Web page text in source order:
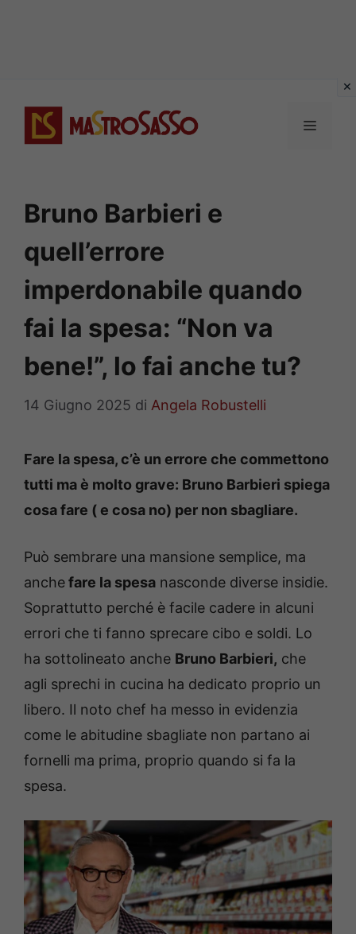
contenuto
MENU
Bruno Barbieri e
quell’errore
imperdonabile quando
fai la spesa: “Non va
bene!”, lo fai anche tu?
14 Giugno 2025 di Angela Robustelli
Fare la spesa, c’è un errore che commettono
tutti ma è molto grave: Bruno Barbieri spiega
cosa fare ( e cosa no) per non sbagliare.
Può sembrare una mansione semplice, ma
anchefare la spesa nasconde diverse insidie.
Soprattutto perché è facile cadere in alcuni
errori che ti fanno sprecare cibo e soldi. Lo
ha sottolineato anche Bruno Barbieri, che
agli sprechi in cucina ha dedicato proprio un
libero. Il noto chef ha messo in evidenzia
come le abitudine sbagliate non partano ai
fornelli ma prima, proprio quando si fa la
spesa.